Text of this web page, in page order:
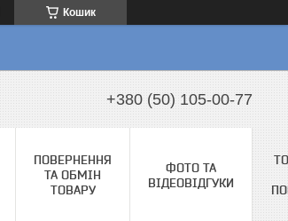
Кошик
+380 (50) 105-00-77
ПОВЕРНЕННЯ
ТА ОБМІН
ТОВАРУ
ФОТО ТА
ВІДЕОВІДГУКИ